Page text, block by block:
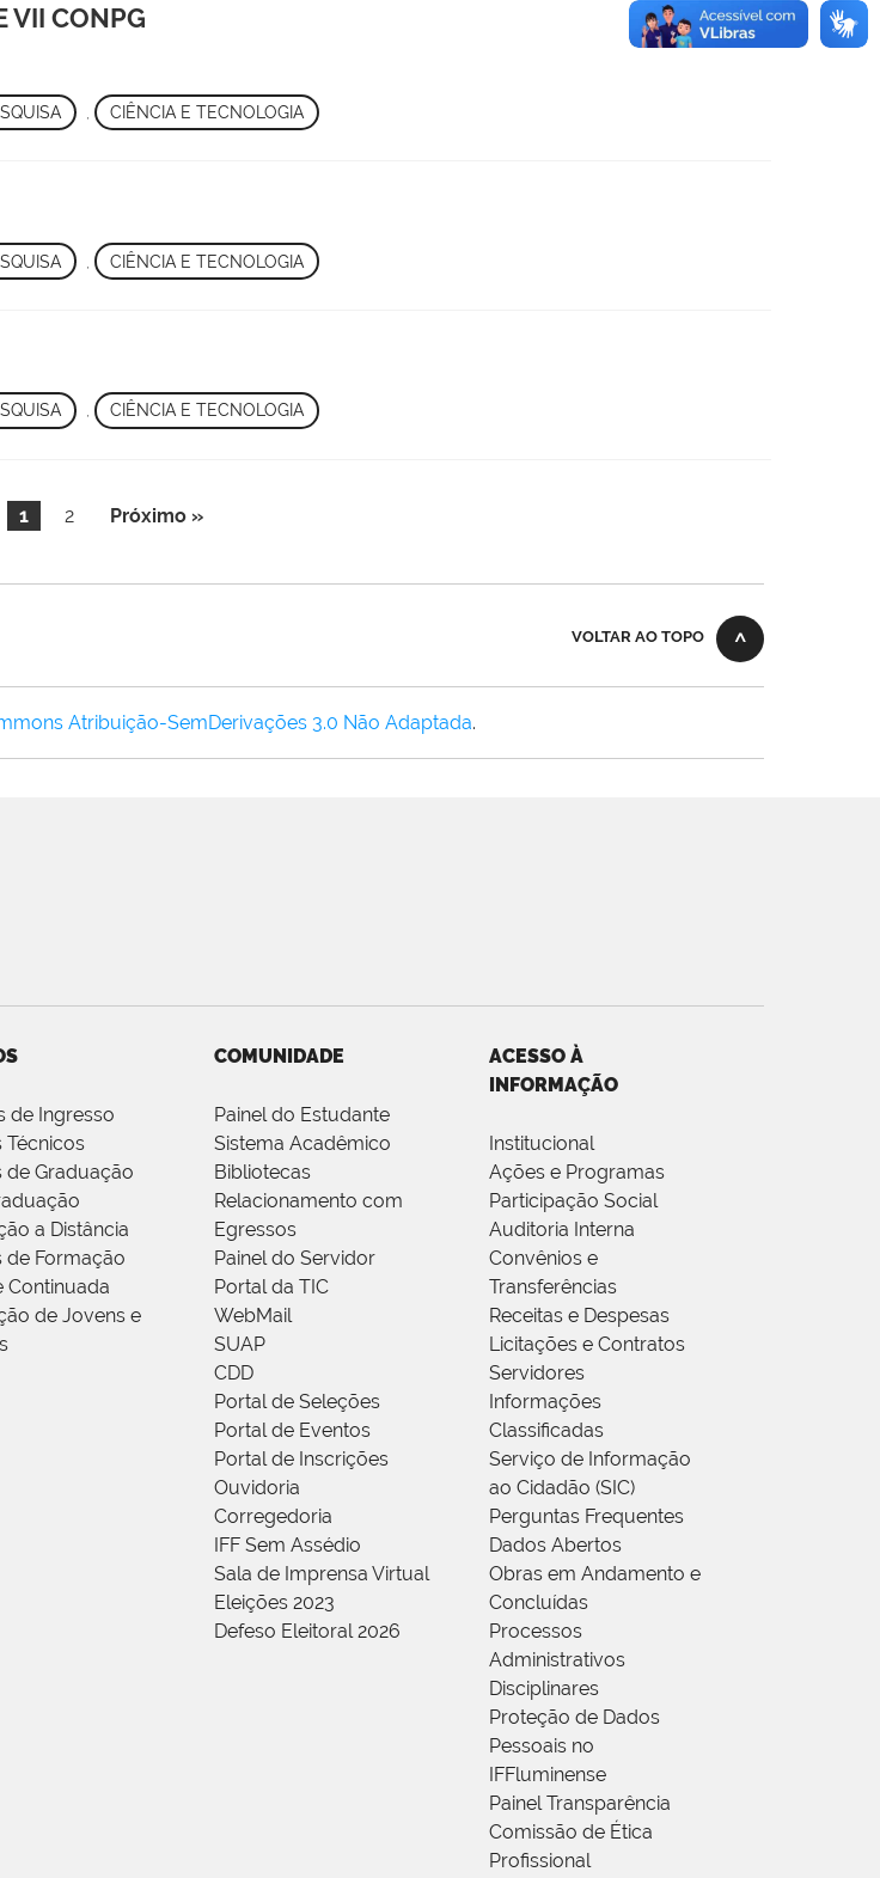
VII CONPG
, CIÊNCIA E TECNOLOGIA
, CIÊNCIA E TECNOLOGIA
, CIÊNCIA E TECNOLOGIA
1 2 Próximo »
VOLTAR AO TOPO
Atribuição-SemDerivações 3.0 Não Adaptada.
de Ingresso
Técnicos
de Graduação
a Distância
de Formação
Continuada
de Jovens e
COMUNIDADE
Painel do Estudante
Sistema Acadêmico
Bibliotecas
Relacionamento com
Egressos
Painel do Servidor
Portal da TIC
WebMail
SUAP
CDD
Portal de Seleções
Portal de Eventos
Portal de Inscrições
Ouvidoria
Corregedoria
IFF Sem Assédio
Sala de Imprensa Virtual
Eleições 2023
Defeso Eleitoral 2026
ACESSO À
INFORMAÇÃO
Institucional
Ações e Programas
Participação Social
Auditoria Interna
Convênios e
Transferências
Receitas e Despesas
Licitações e Contratos
Servidores
Informações
Classificadas
Serviço de Informação
ao Cidadão (SIC)
Perguntas Frequentes
Dados Abertos
Obras em Andamento e
Concluídas
Processos
Administrativos
Disciplinares
Proteção de Dados
Pessoais no
IFFluminense
Painel Transparência
Comissão de Ética
Profissional